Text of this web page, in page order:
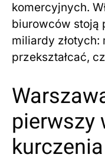
komercyjnych.
biurowców stoją
miliardy
przekształcać,
pierwszy
kurczenia